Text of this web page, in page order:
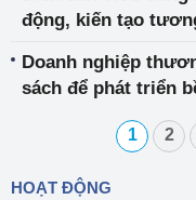
động, kiến tạo
Doanh nghiệp
sách để phát triển
1 2
HOẠT ĐỘNG